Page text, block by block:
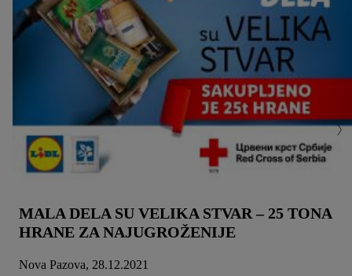
MALA DELA SU VELIKA STVAR – 25 TONA
HRANE ZA NAJUGROŽENIJE
Nova Pazova, 28.12.2021